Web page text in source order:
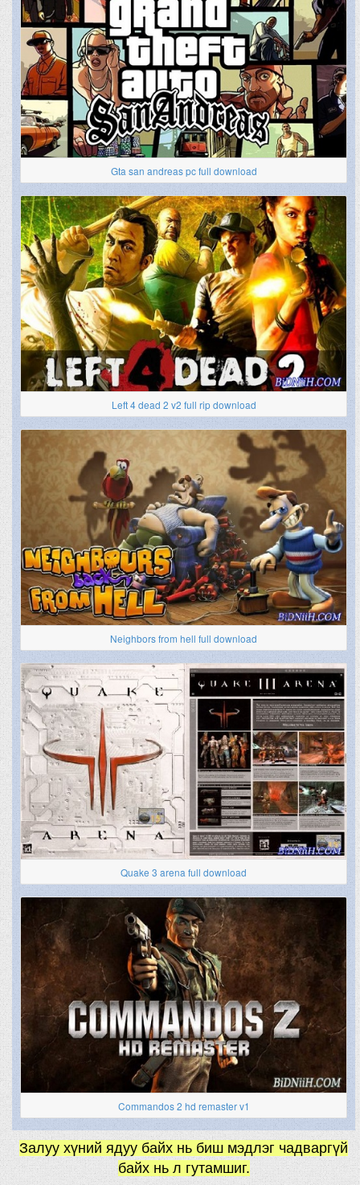
Gta san andreas pc full download
Left 4 dead 2 v2 full rip download
Neighbors from hell full download
Quake 3 arena full download
Commandos 2 hd remaster v1
Залуу хүний ядуу байх нь биш мэдлэг чадваргүй
байх нь л гутамшиг.